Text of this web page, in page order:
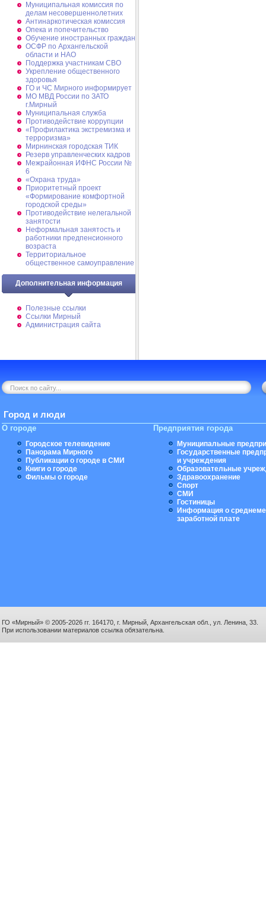
Муниципальная комиссия по
делам несовершеннолетних
Антинаркотическая комиссия
Опека и попечительство
Обучение иностранных граждан
ОСФР по Архангельской
области и НАО
Поддержка участникам СВО
Укрепление общественного
здоровья
ГО и ЧС Мирного информирует
МО МВД России по ЗАТО
г.Мирный
Муниципальная cлужба
Противодействие коррупции
«Профилактика экстремизма и
терроризма»
Мирнинская городская ТИК
Резерв управленческих кадров
Межрайонная ИФНС России №
6
«Охрана труда»
Приоритетный проект
«Формирование комфортной
городской среды»
Противодействие нелегальной
занятости
Неформальная занятость и
работники предпенсионного
возраста
Территориальное
общественное самоуправление
Дополнительная информация
Полезные ссылки
Ссылки Мирный
Администрация сайта
Город и люди
О городе
Городское телевидение
Панорама Мирного
Публикации о городе в СМИ
Книги о городе
Фильмы о городе
Предприятия города
Муниципальные
Государственные
и учреждения
Образовательные
Здравоохранение
Спорт
СМИ
Гостиницы
Информация о
заработной плате
ГО «Мирный» © 2005-2026 гг. 164170, г. Мирный, Архангельская обл., ул. Ленина, 33.
При использовании материалов ссылка обязательна.